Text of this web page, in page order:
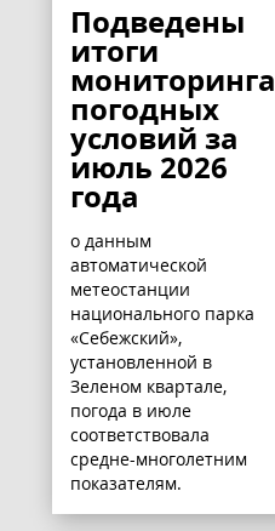
Подведены
итоги
мониторинга
погодных
условий за
июль 2026
года
о данным
автоматической
метеостанции
национального парка
«Себежский»,
установленной в
Зеленом квартале,
погода в июле
соответствовала
средне-многолетним
показателям.